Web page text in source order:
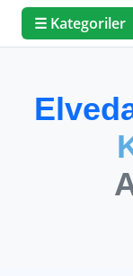
☰ Kategoriler